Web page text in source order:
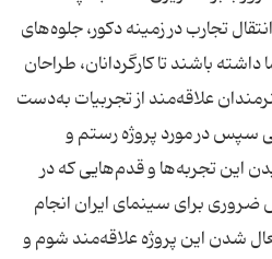
تجارب در زمینه دكور، جلوه‌های
داشته باشند تا كارگردانان، طراحان
علاقه‌مند از تجربیات به‌دست
سپس در مورد پروژه رستم و
این تجربه‌ها و قدم‌هایی كه در
برای سینمای ایران انجام
شدن این پروژه علاقه‌مند شوم و